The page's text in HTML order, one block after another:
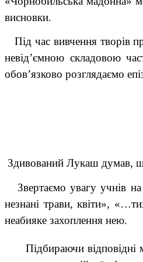
висновки.
Під час вивчення творів
невід’ємною складовою
обов’язково розглядаємо
Здивований Лукаш думав,
Звертаємо увагу учнів на
незнані трави, квіти»,
неабияке захоплення нею.
Підбираючи відповідні